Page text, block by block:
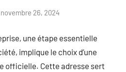
novembre 26, 2024
une étape essentielle
implique le choix d’une
officielle. Cette adresse sert